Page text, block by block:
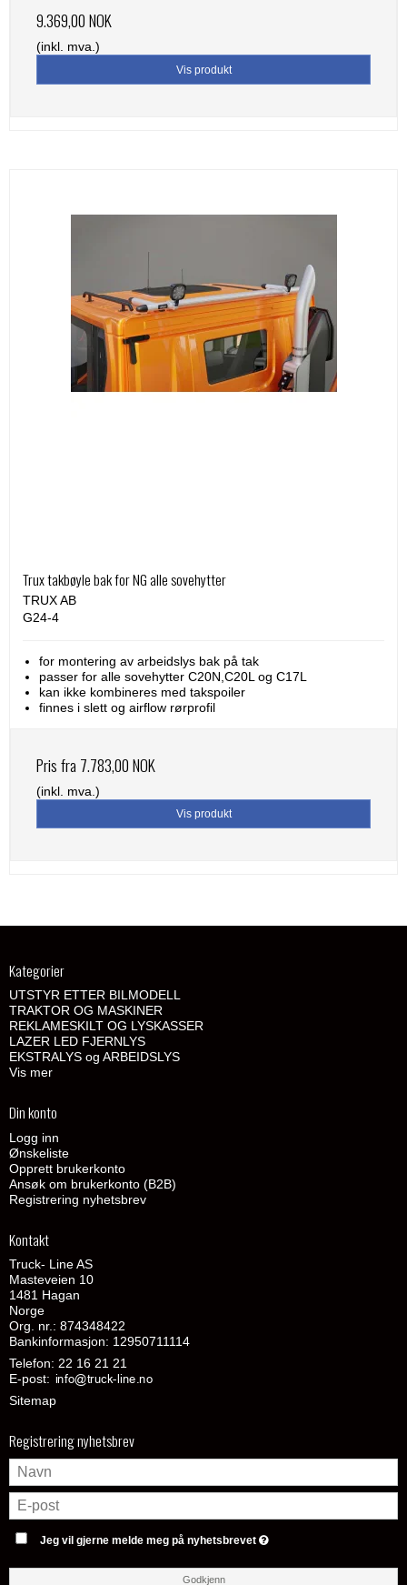
9.369,00 NOK
(inkl. mva.)
Vis produkt
Trux takbøyle bak for NG alle sovehytter
TRUX AB
G24-4
for montering av arbeidslys bak på tak
passer for alle sovehytter C20N,C20L og C17L
kan ikke kombineres med takspoiler
finnes i slett og airflow rørprofil
Pris fra 7.783,00 NOK
(inkl. mva.)
Vis produkt
Kategorier
UTSTYR ETTER BILMODELL
TRAKTOR OG MASKINER
REKLAMESKILT OG LYSKASSER
LAZER LED FJERNLYS
EKSTRALYS og ARBEIDSLYS
Vis mer
Din konto
Logg inn
Ønskeliste
Opprett brukerkonto
Ansøk om brukerkonto (B2B)
Registrering nyhetsbrev
Kontakt
Truck- Line AS
Masteveien 10
1481 Hagan
Norge
Org. nr.: 874348422
Bankinformasjon: 12950711114
Telefon: 22 16 21 21
E-post:
Sitemap
Registrering nyhetsbrev
Jeg vil gjerne melde meg på nyhetsbrevet
Godkjenn